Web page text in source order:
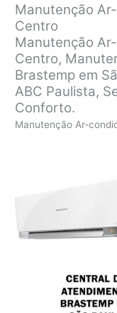
Manutenção
Centro
Manutenção
Centro,
Brastemp em
ABC Paulista,
Conforto.
Manutenção Ar-